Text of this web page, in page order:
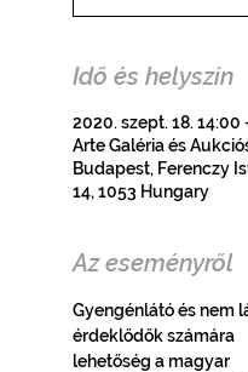
Idő és helyszín
2020. szept. 18. 14:00
Arte Galéria és
Budapest, Ferenczy
14, 1053 Hungary
Az eseményről
Gyengénlátó és nem
érdeklődők számára
lehetőség a magyar